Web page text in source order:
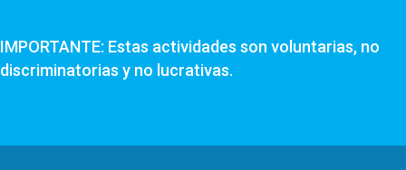
IMPORTANTE: Estas actividades son voluntarias, no
discriminatorias y no lucrativas.